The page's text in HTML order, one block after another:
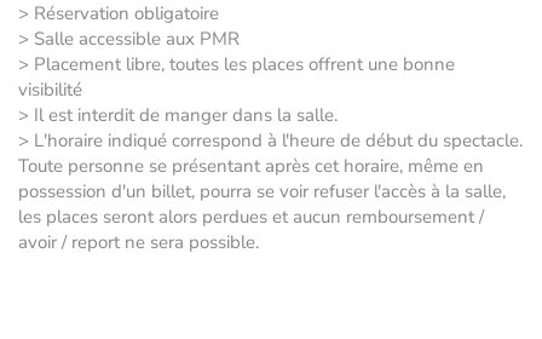
> Réservation obligatoire
> Salle accessible aux PMR
> Placement libre, toutes les places offrent une bonne
visibilité
> Il est interdit de manger dans la salle.
> L'horaire indiqué correspond à l'heure de début du spectacle.
Toute personne se présentant après cet horaire, même en
possession d'un billet, pourra se voir refuser l'accès à la salle,
les places seront alors perdues et aucun remboursement /
avoir / report ne sera possible.